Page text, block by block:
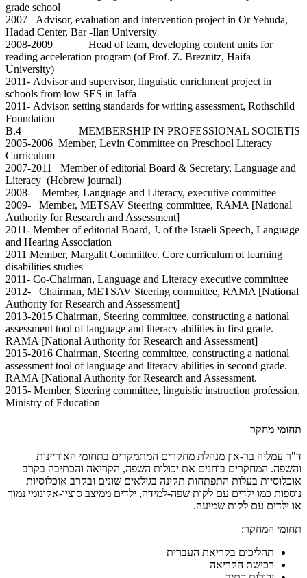
grade school
2007 Advisor, evaluation and intervention project in Or Yehuda,
Hadad Center, Bar -Ilan University
2008-2009 Head of team, developing content units for
reading acceleration program (of Prof. Z. Breznitz, Haifa
University)
2011- Advisor and supervisor, linguistic enrichment project in
schools from low SES in Jaffa
2011- Advisor, setting standards for writing assessment, Rothschild
Foundation
B.4 MEMBERSHIP IN PROFESSIONAL SOCIETIS
2005-2006 Member, Levin Committee on Preschool Literacy
Curriculum
2007-2011 Member of editorial Board & Secretary, Language and
Literacy (Hebrew journal)
2008- Member, Language and Literacy, executive committee
2009- Member, METSAV Steering committee, RAMA [National
Authority for Research and Assessment]
2011- Member of editorial Board, J. of the Israeli Speech, Language
and Hearing Association
2011 Member, Margalit Committee. Core curriculum of learning
disabilities studies
2011- Co-Chairman, Language and Literacy executive committee
2012- Chairman, METSAV Steering committee, RAMA [National
Authority for Research and Assessment]
2013-2015 Chairman, Steering committee, constructing a national
assessment tool of language and literacy abilities in first grade.
RAMA [National Authority for Research and Assessment]
2015-2016 Chairman, Steering committee, constructing a national
assessment tool of language and literacy abilities in second grade.
RAMA [National Authority for Research and Assessment.
2015- Member, Steering committee, linguistic instruction profession,
Ministry of Education
תחומי מחקר
ד"ר עמליה בר-און מנהלת מחקרים המתמקדים בתחומי האוריינות
והשפה. המחקרים בוחנים את יכולות השפה, הקריאה והכתיבה בקרב
אוכלוסיות בעלות התפתחות תקינה בגילאים שונים ובקרב אוכלוסיות
נוספות כמו ילדים עם לקות שפה-למידה, ילדים ממיצב סוציו-אקונומי נמוך
או ילדים עם לקות שמיעה.
תחומי המחקר:
תהליכים בקריאת העברית
רכישת הקריאה